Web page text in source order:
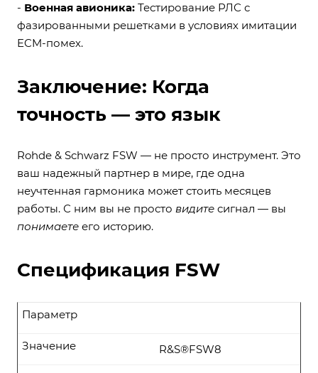
- Военная авионика: Тестирование РЛС с
фазированными решетками в условиях имитации
ECM-помех.
Заключение: Когда
точность — это язык
Rohde & Schwarz FSW — не просто инструмент. Это
ваш надежный партнер в мире, где одна
неучтенная гармоника может стоить месяцев
работы. С ним вы не просто видите сигнал — вы
понимаете его историю.
Спецификация FSW
Параметр
R&S®FSW8
Значение